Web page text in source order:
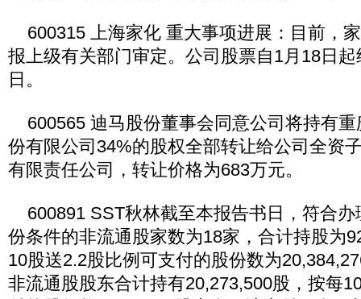
600315 上海家化 重大事项进展：目前，
报上级有关部门审定。公司股票自1月18日
日。
600565 迪马股份董事会同意公司将持有重
份有限公司34%的股权全部转让给公司全资
有限责任公司，转让价格为683万元。
600891 SST秋林截至本报告书日，符合办
份条件的非流通股家数为18家，合计持股为
10股送2.2股比例可支付的股份数为
非流通股股东合计持有20,273,500股，按每